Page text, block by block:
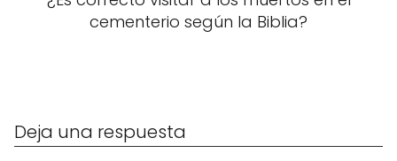
cementerio según la Biblia?
Deja una respuesta